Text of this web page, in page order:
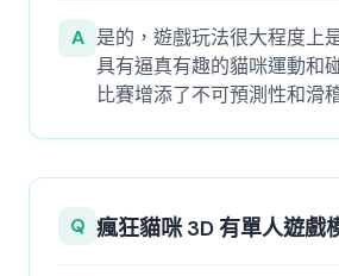
A 是的，遊戲玩法很大程度上
具有逼真有趣的貓咪運動和
比賽增添了不可預測性和滑
Q 瘋狂貓咪 3D 有單人遊戲